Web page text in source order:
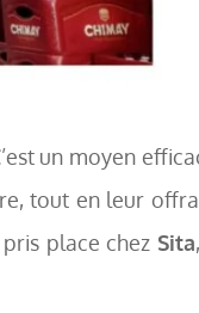
un moyen
tout en leur
place chez Sita